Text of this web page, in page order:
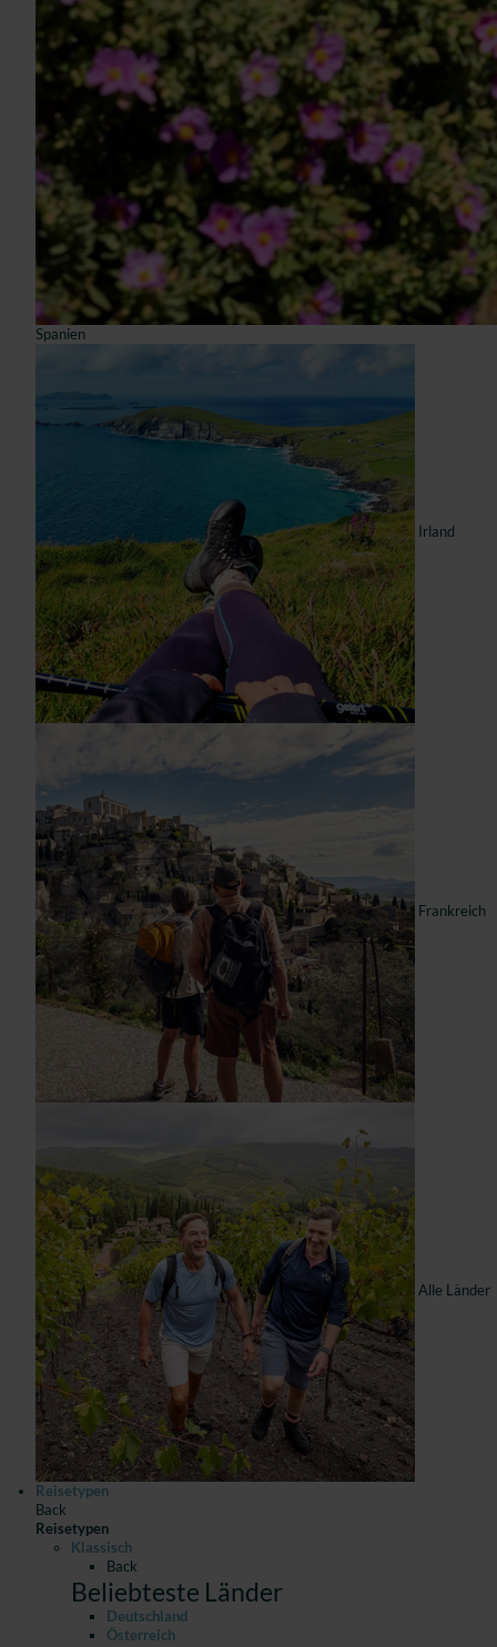
Spanien
Irland
Frankreich
Alle Länder
Reisetypen
Back
Reisetypen
Klassisch
Back
Beliebteste Länder
Deutschland
Österreich